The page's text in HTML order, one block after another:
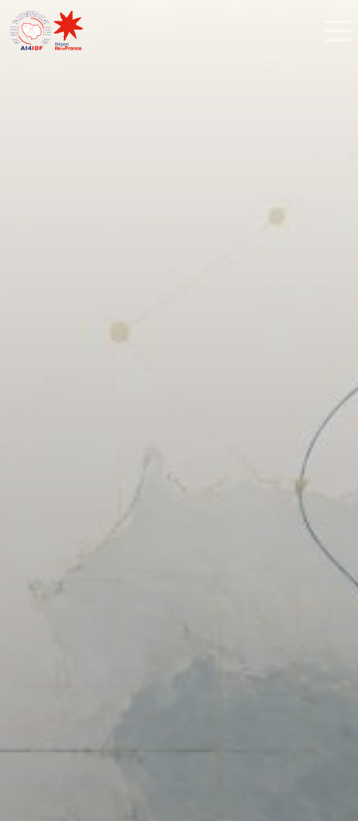
Cookies management panel